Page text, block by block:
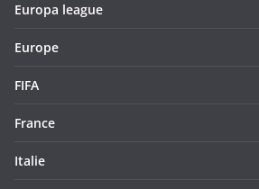
Europa league
Europe
FIFA
France
Italie